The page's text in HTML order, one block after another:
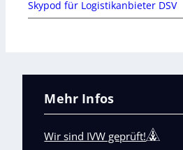
Skypod für Logistikanbieter DSV
Mehr Infos
Wir sind IVW geprüft!